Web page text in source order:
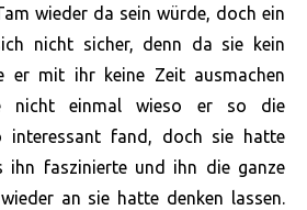
wieder da sein würde, doch ein
nicht sicher, denn da sie kein
er mit ihr keine Zeit ausmachen
nicht einmal wieso er so die
interessant fand, doch sie hatte
ihn faszinierte und ihn die ganze
an sie hatte denken lassen.